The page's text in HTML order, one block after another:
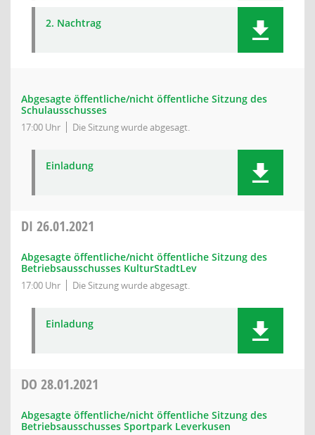
2. Nachtrag
Abgesagte öffentliche/nicht öffentliche Sitzung des
Schulausschusses
17:00 Uhr Die Sitzung wurde abgesagt.
Einladung
DI 26.01.2021
Abgesagte öffentliche/nicht öffentliche Sitzung des
Betriebsausschusses KulturStadtLev
17:00 Uhr Die Sitzung wurde abgesagt.
Einladung
DO 28.01.2021
Abgesagte öffentliche/nicht öffentliche Sitzung des
Betriebsausschusses Sportpark Leverkusen